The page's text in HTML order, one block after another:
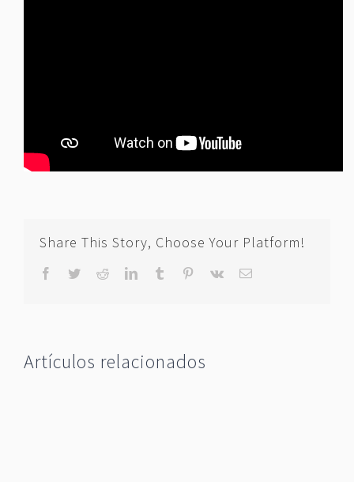
Share This Story, Choose Your Platform!
Facebook
TwitterRedditLinkedInTumblr Pinterest
Vk
Correo
Artículos relacionados